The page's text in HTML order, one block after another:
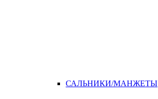
САЛЬНИКИ/МАНЖЕТЫ